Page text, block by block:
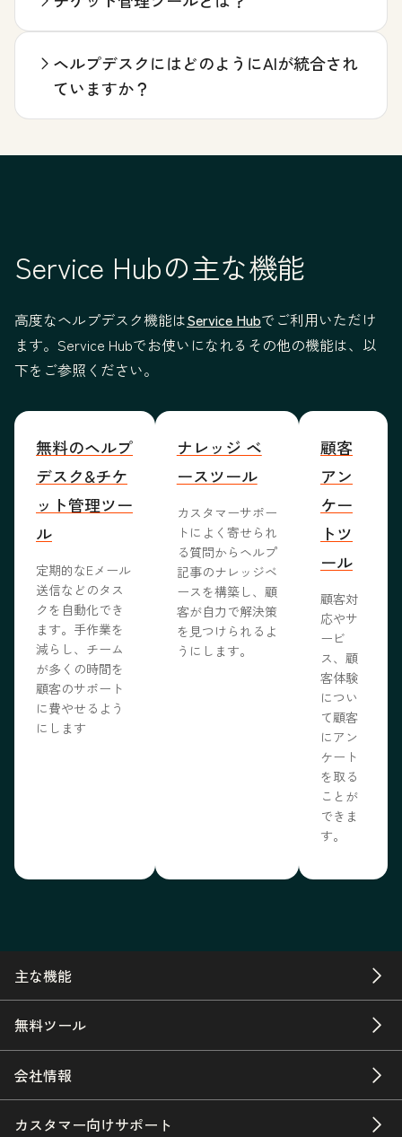
ヘルプデスクにはどのようにAIが統合され
ていますか？
Service Hubの主な機能
高度なヘルプデスク機能はService Hubでご利用いただけ
ます。Service Hubでお使いになれるその他の機能は、以
下をご参照ください。
無料のヘルプ
デスク&チケ
ット管理ツー
ル
定期的なEメール
送信などのタス
クを自動化でき
ます。手作業を
減らし、チーム
が多くの時間を
顧客のサポート
に費やせるよう
にします
ナレッジ ベ
ースツール
カスタマーサポー
トによく寄せられ
る質問からヘルプ
記事のナレッジベ
ースを構築し、顧
客が自力で解決策
を見つけられるよ
うにします。
顧客
アン
ケー
トツ
ール
顧客対
応やサ
ービ
ス、顧
客体験
につい
て顧客
にアン
ケート
を取る
ことが
できま
す。
主な機能
無料ツール
会社情報
カスタマー向けサポート